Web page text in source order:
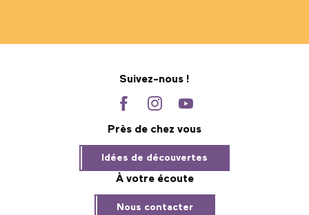
Suivez-nous !
Près de chez vous
Idées de découvertes
À votre écoute
Nous contacter